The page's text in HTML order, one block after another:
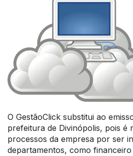
O GestãoClick substitui ao
prefeitura de Divinópolis, pois é
processos da empresa por ser
departamentos, como financeiro